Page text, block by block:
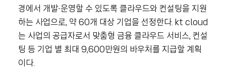
경에서 개발∙운영할 수 있도록 클라우드와 컨설팅을 지원
하는 사업으로, 약 60개 대상 기업을 선정한다. kt cloud
는 사업의 공급자로서 맞춤형 금융 클라우드 서비스, 컨설
팅 등 기업 별 최대 9,600만원의 바우처를 지급할 계획
이다.